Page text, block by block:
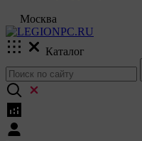
Москва
Каталог